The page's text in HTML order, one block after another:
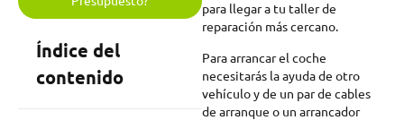
para llegar a tu taller de
reparación más cercano.
Para arrancar el coche
necesitarás la ayuda de otro
vehículo y de un par de cables
de arranque o un arrancador
Índice del
contenido